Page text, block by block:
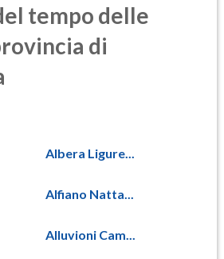
tempo delle
di
Albera Ligure...
Alfiano Natta...
Alluvioni Cam...